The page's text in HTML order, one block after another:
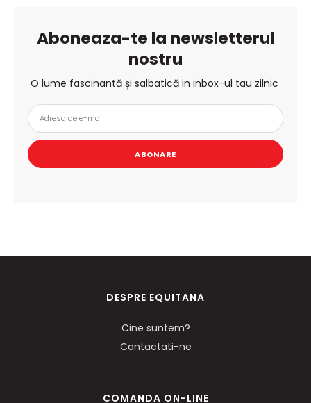
Aboneaza-te la newsletterul
nostru
O lume fascinantă și salbatică in inbox-ul tau zilnic
ABONARE
DESPRE EQUITANA
Cine suntem?
Contactati-ne
COMANDA ON-LINE